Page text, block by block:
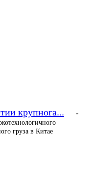
крупнога... -
груза в Китае